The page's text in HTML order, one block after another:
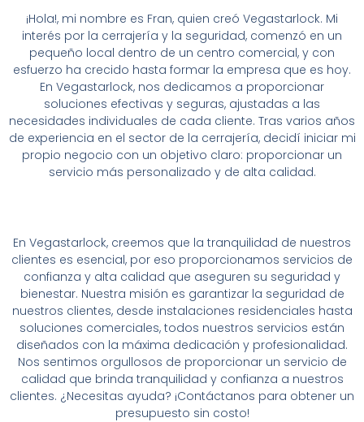
¡Hola!, mi nombre es Fran, quien creó Vegastarlock. Mi
interés por la cerrajería y la seguridad, comenzó en un
pequeño local dentro de un centro comercial, y con
esfuerzo ha crecido hasta formar la empresa que es hoy.
En Vegastarlock, nos dedicamos a proporcionar
soluciones efectivas y seguras, ajustadas a las
necesidades individuales de cada cliente. Tras varios años
de experiencia en el sector de la cerrajería, decidí iniciar mi
propio negocio con un objetivo claro: proporcionar un
servicio más personalizado y de alta calidad.
En Vegastarlock, creemos que la tranquilidad de nuestros
clientes es esencial, por eso proporcionamos servicios de
confianza y alta calidad que aseguren su seguridad y
bienestar. Nuestra misión es garantizar la seguridad de
nuestros clientes, desde instalaciones residenciales hasta
soluciones comerciales, todos nuestros servicios están
diseñados con la máxima dedicación y profesionalidad.
Nos sentimos orgullosos de proporcionar un servicio de
calidad que brinda tranquilidad y confianza a nuestros
clientes. ¿Necesitas ayuda? ¡Contáctanos para obtener un
presupuesto sin costo!